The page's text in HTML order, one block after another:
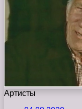
Артисты